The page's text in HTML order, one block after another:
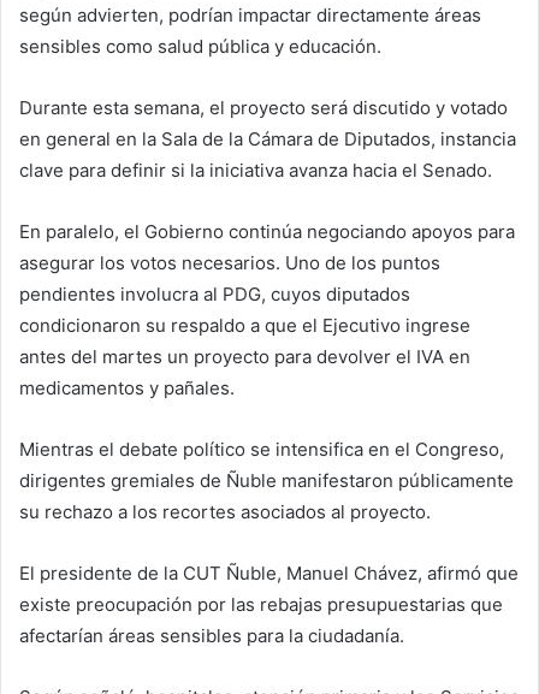
según advierten, podrían impactar directamente áreas
sensibles como salud pública y educación.
Durante esta semana, el proyecto será discutido y votado
en general en la Sala de la Cámara de Diputados, instancia
clave para definir si la iniciativa avanza hacia el Senado.
En paralelo, el Gobierno continúa negociando apoyos para
asegurar los votos necesarios. Uno de los puntos
pendientes involucra al PDG, cuyos diputados
condicionaron su respaldo a que el Ejecutivo ingrese
antes del martes un proyecto para devolver el IVA en
medicamentos y pañales.
Mientras el debate político se intensifica en el Congreso,
dirigentes gremiales de Ñuble manifestaron públicamente
su rechazo a los recortes asociados al proyecto.
El presidente de la CUT Ñuble, Manuel Chávez, afirmó que
existe preocupación por las rebajas presupuestarias que
afectarían áreas sensibles para la ciudadanía.